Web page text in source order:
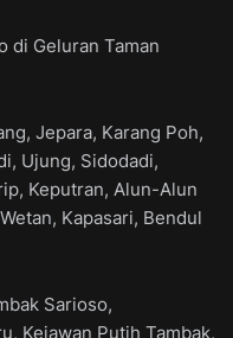
di Geluran Taman
Jepara, Karang Poh,
Ujung, Sidodadi,
Keputran, Alun-Alun
Kapasari, Bendul
Sarioso,
Kejawan Putih Tambak,